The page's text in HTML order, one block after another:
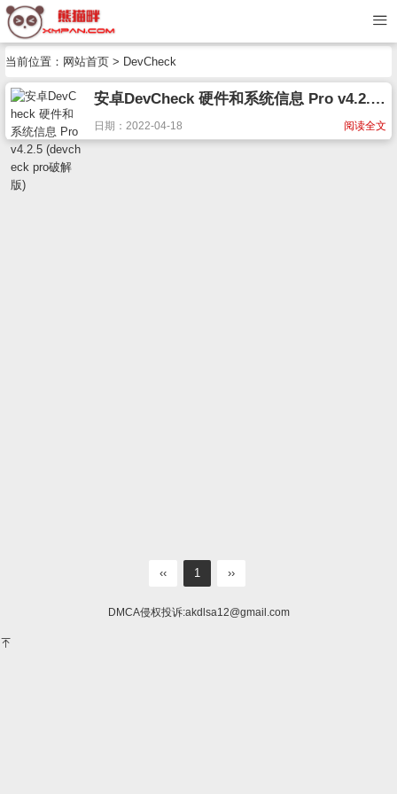
当前位置： 网站首页 > DevCheck
安卓DevCheck 硬件和系统信息 Pro v4.2.5 (devcheck pro破解版)
阅读全文
日期：2022-04-18
‹‹ 1 ››
DMCA侵权投诉:akdlsa12@gmail.com